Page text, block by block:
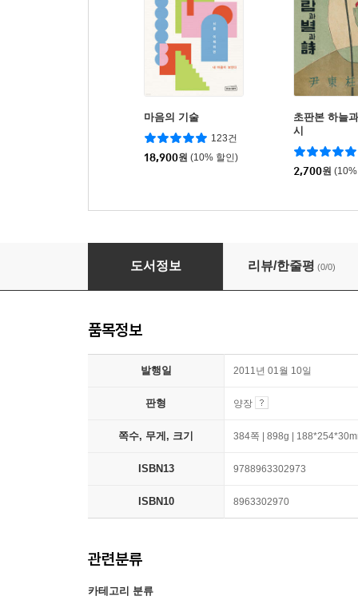
마음의 기술
123건
18,900원 (10% 할인)
초판본 하늘
시
2,700원
학습 상담
도서정보 리뷰/한줄평 (0/0)
품목정보
발행일 2011년 01월 10일
판형 양장
쪽수, 무게, 크기 384쪽 | 898g |
ISBN13 9788963302973
ISBN10 8963302970
관련분류
카테고리 분류